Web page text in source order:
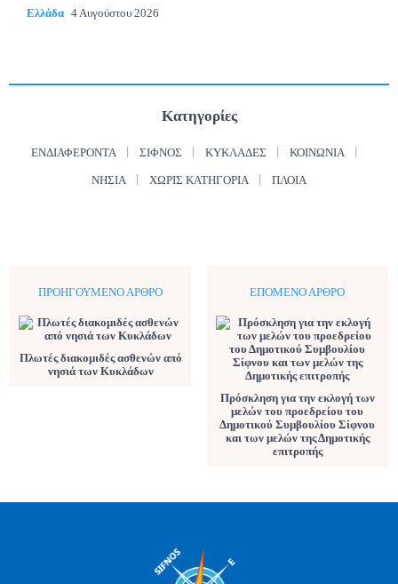
Ελλάδα 4 Αυγούστου 2026
Κατηγορίες
ΕΝΔΙΑΦΈΡΟΝΤΑ ΣΊΦΝΟΣ ΚΥΚΛΆΔΕΣ ΚΟΙΝΩΝΊΑ
ΝΗΣΙΆ ΧΩΡΊΣ ΚΑΤΗΓΟΡΊΑ ΠΛΟΊΑ
ΠΡΟΗΓΟΎΜΕΝΟ ΆΡΘΡΟ
Πλωτές διακομιδές ασθενών από
νησιά των Κυκλάδων
ΕΠΌΜΕΝΟ ΆΡΘΡΟ
Πρόσκληση για την εκλογή των
μελών του προεδρείου του
Δημοτικού Συμβουλίου Σίφνου
και των μελών της Δημοτικής
επιτροπής